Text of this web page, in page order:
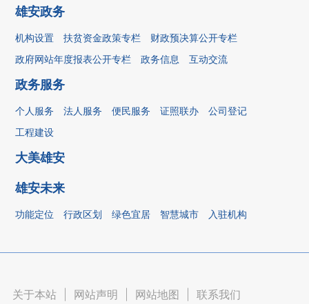
雄安政务
机构设置 扶贫资金政策专栏
财政预决算公开专栏
政府网站年度报表公开专栏
政务信息 互动交流
政务服务
个人服务 法人服务 便民服务 证照联办
公司登记
工程建设
大美雄安
雄安未来
功能定位 行政区划 绿色宜居 智慧城市 入驻机构
关于本站 网站声明 网站地图 联系我们